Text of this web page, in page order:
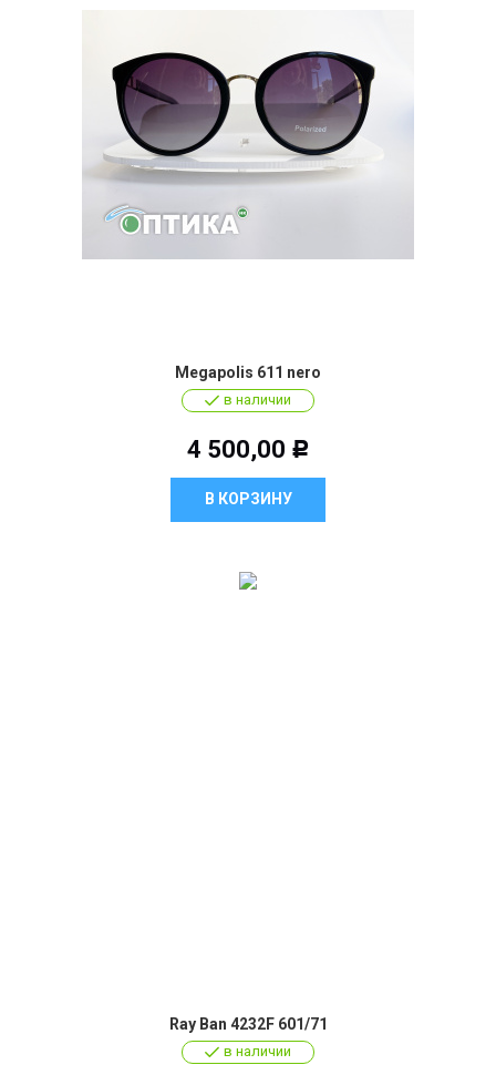
Megapolis 611 nero
в наличии
4 500,00 Р
В КОРЗИНУ
Ray Ban 4232F 601/71
в наличии